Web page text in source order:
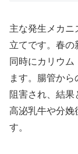
主な発生メカニ
立てです。春の
同時にカリウム
ます。腸管か
阻害され、結
高泌乳牛や分娩
す。